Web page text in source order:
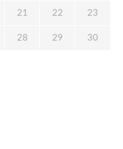
21 22 23
28 29 30